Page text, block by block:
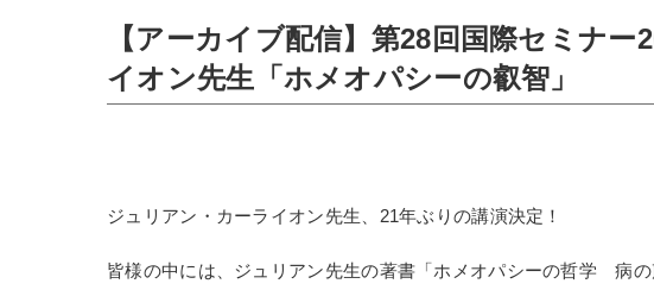
【アーカイブ配信】第28回国際セミナ
イオン先生「ホメオパシーの叡智」
ジュリアン・カーライオン先生、21年ぶりの講演決定！
皆様の中には、ジュリアン先生の著書「ホメオパシーの哲学 病